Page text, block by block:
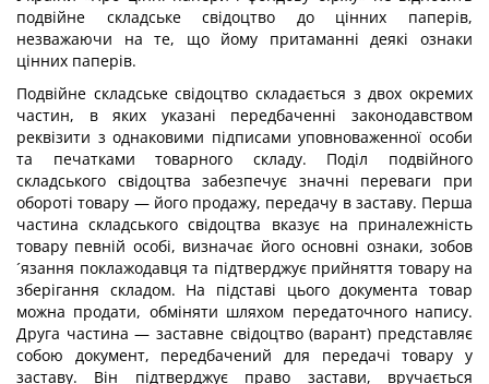
подвійне складське свідоцтво до цінних паперів,
незважаючи на те, що йому притаманні деякі ознаки
цінних паперів.
Подвійне складське свідоцтво складається з двох окремих
частин, в яких указані передбаченні законодавством
реквізити з однаковими підписами уповноваженної особи
та печатками товарного складу. Поділ подвійного
складського свідоцтва забезпечує значні переваги при
обороті товару — його продажу, передачу в заставу. Перша
частина складського свідоцтва вказує на приналежність
товару певній особі, визначає його основні ознаки, зобов
´язання поклажодавця та підтверджує прийняття товару на
зберігання складом. На підставі цього документа товар
можна продати, обміняти шляхом передаточного напису.
Друга частина — заставне свідоцтво (варант) представляє
собою документ, передбачений для передачі товару у
заставу. Він підтверджує право застави, вручається